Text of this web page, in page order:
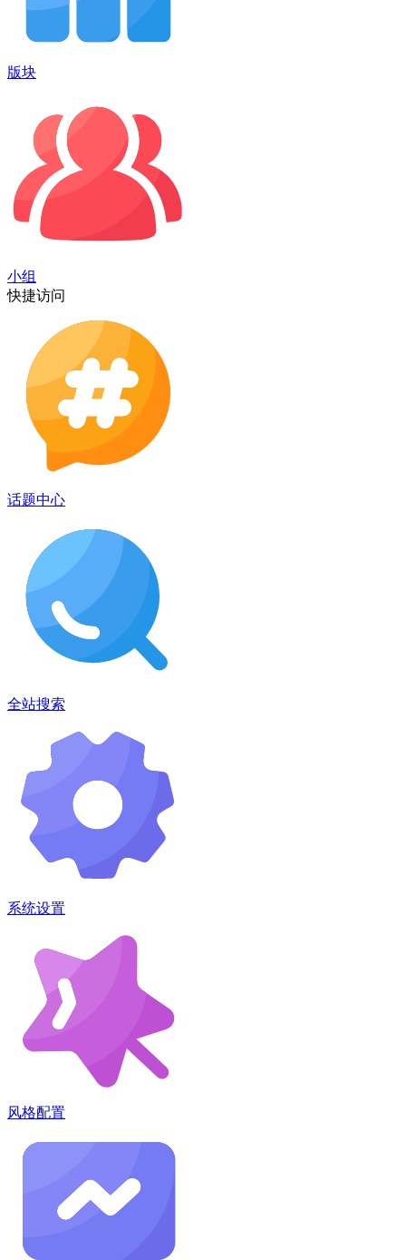
版块
小组
快捷访问
话题中心
全站搜索
系统设置
风格配置